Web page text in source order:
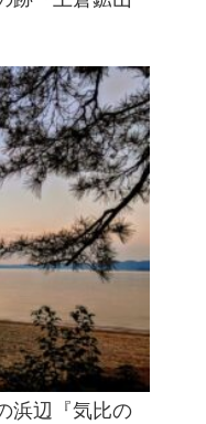
浜辺『気比の